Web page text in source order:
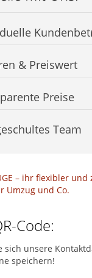
& Preiswert
Preise
Team
– ihr flexibler
Umzug und Co.
Code:
sich unsere
speichern!